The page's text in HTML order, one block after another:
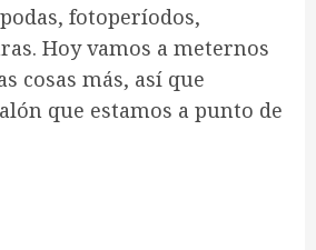
fotoperíodos,
Hoy vamos a meternos
cosas más, así que
que estamos a punto de